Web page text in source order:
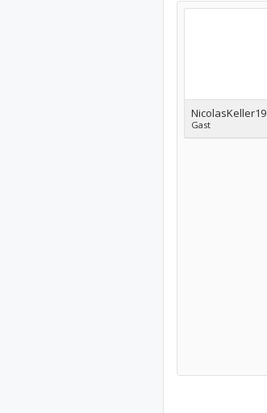
NicolasKeller19
Gast